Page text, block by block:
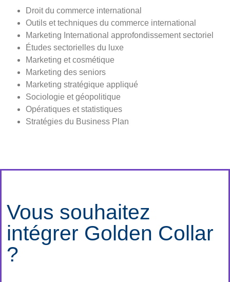
Droit du commerce international
Outils et techniques du commerce international
Marketing International approfondissement sectoriel
Études sectorielles du luxe
Marketing et cosmétique
Marketing des seniors
Marketing stratégique appliqué
Sociologie et géopolitique
Opératiques et statistiques
Stratégies du Business Plan
Vous souhaitez
intégrer Golden Collar
?